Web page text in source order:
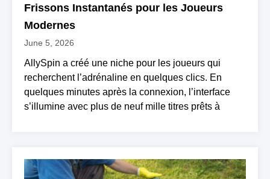
Frissons Instantanés pour les Joueurs
Modernes
June 5, 2026
AllySpin a créé une niche pour les joueurs qui
recherchent l’adrénaline en quelques clics. En
quelques minutes après la connexion, l’interface
s’illumine avec plus de neuf mille titres prêts à